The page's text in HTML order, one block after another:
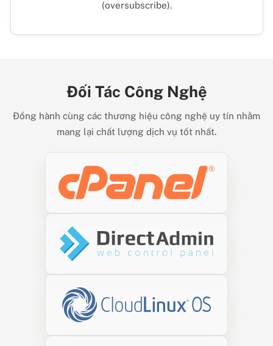
(oversubscribe).
Đối Tác Công Nghệ
Đồng hành cùng các thương hiệu công nghệ uy tín nhằm
mang lại chất lượng dịch vụ tốt nhất.